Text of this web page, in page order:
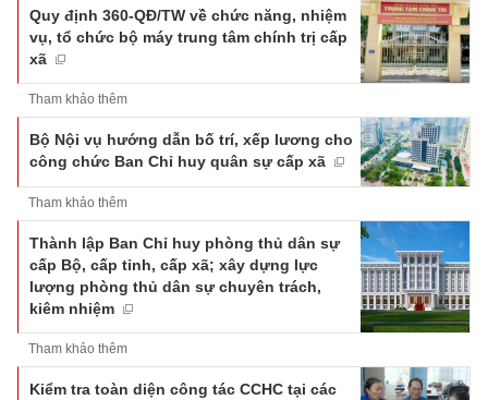
Quy định 360-QĐ/TW về chức năng, nhiệm
vụ, tổ chức bộ máy trung tâm chính trị cấp
xã
Tham khảo thêm
Bộ Nội vụ hướng dẫn bố trí, xếp lương cho
công chức Ban Chỉ huy quân sự cấp xã
Tham khảo thêm
Thành lập Ban Chỉ huy phòng thủ dân sự
cấp Bộ, cấp tỉnh, cấp xã; xây dựng lực
lượng phòng thủ dân sự chuyên trách,
kiêm nhiệm
Tham khảo thêm
Kiểm tra toàn diện công tác CCHC tại các